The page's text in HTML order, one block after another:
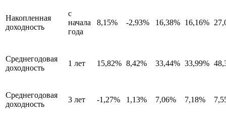
Накопленная
доходность
с
начала
года
8,15% -2,93% 16,38% 16,16%
Среднегодовая
доходность
1 лет 15,82% 8,42% 33,44% 33,99%
Среднегодовая
доходность
3 лет -1,27% 1,13% 7,06% 7,18%